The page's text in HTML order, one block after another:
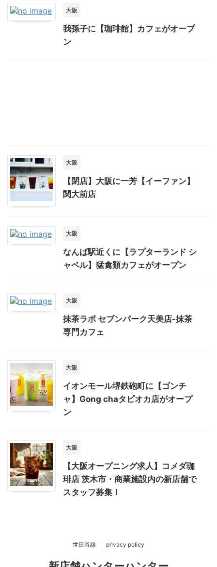
大阪
我孫子に【珈琲館】カフェがオープ
ン
大阪
【閉店】大阪に一芳【イーファン】
関大前店
大阪
なんば駅近くに【ラプターランド シ
ャベル】猛禽類カフェがオープン
大阪
抹茶ラボ セブンパーク天美店-抹茶
専門カフェ
大阪
イオンモール堺鉄砲町に【ゴンチ
ャ】Gong chaタピオカ店がオープ
ン
大阪
【大阪オープニング求人】コメダ珈
琲店 茨木市・商業施設内の新店舗で
スタッフ募集！
世田谷線 privacy policy